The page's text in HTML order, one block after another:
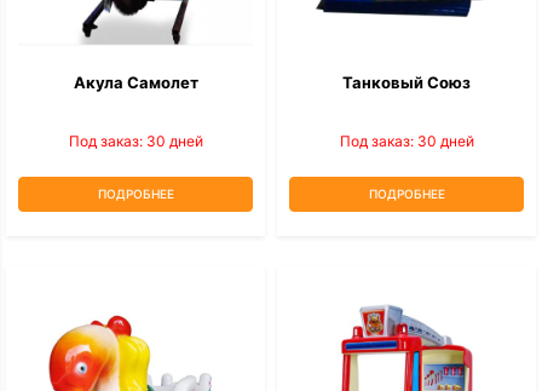
Акула Самолет
Под заказ: 30 дней
ПОДРОБНЕЕ
Танковый Союз
Под заказ: 30 дней
ПОДРОБНЕЕ